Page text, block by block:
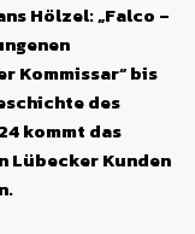
Hölzel: „Falco –
Kommissar“ bis
des
kommt das
Lübecker Kunden